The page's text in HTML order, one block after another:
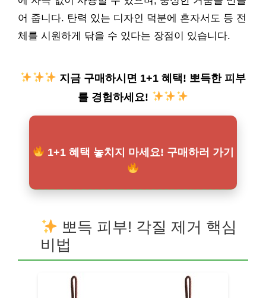
어 줍니다. 탄력 있는 디자인 덕분에 혼자서도 등 전
체를 시원하게 닦을 수 있다는 장점이 있습니다.
지금 구매하시면 1+1 혜택! 뽀득한 피부
를 경험하세요!
1+1 혜택 놓치지 마세요! 구매하러 가기
뽀득 피부! 각질 제거 핵심
비법